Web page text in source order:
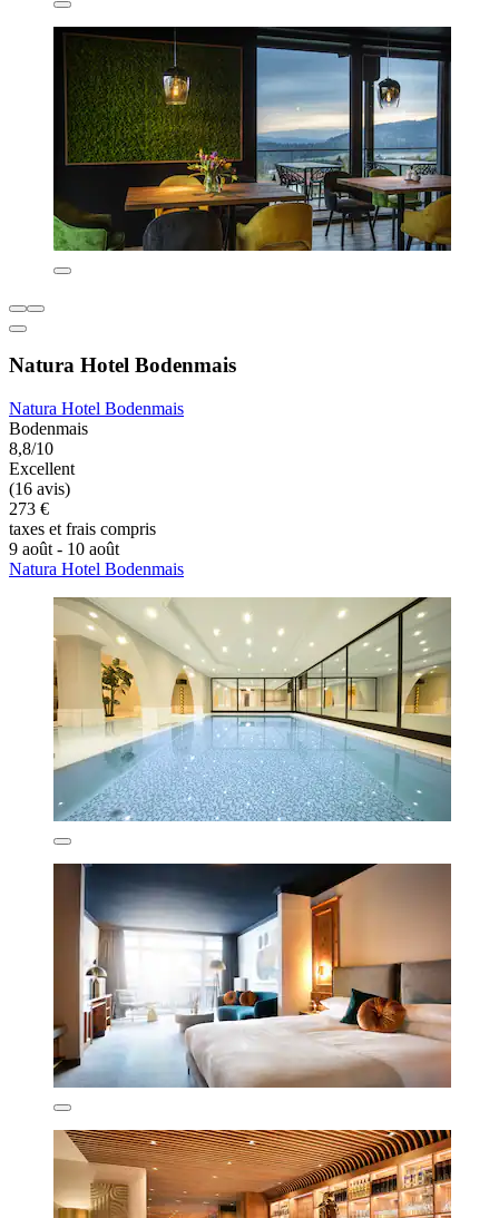
Natura Hotel Bodenmais
Natura Hotel Bodenmais
Bodenmais
8,8/10
Excellent
(16 avis)
273 €
taxes et frais compris
9 août - 10 août
Natura Hotel Bodenmais